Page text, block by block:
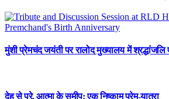
मुंशी प्रेमचंद जयंती पर रालोद मुख्यालय में श्रद्धांजलि
देह से परे, आत्मा के समीप; एक निष्काम प्रेम-यात्रा